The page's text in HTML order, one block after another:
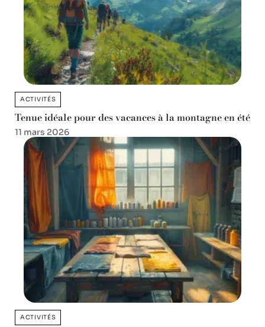
ACTIVITÉS
Tenue idéale pour des vacances à la montagne en été
11 mars 2026
ACTIVITÉS